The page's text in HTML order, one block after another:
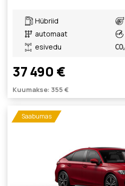
Hübriid
automaat
esivedu
37 490 €
Kuumakse: 355 €
Saabumas